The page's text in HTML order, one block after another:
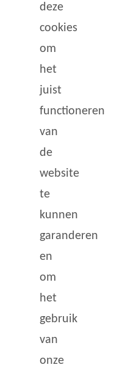
deze
cookies
om
het
juist
functioneren
van
de
website
te
kunnen
garanderen
en
om
het
gebruik
van
onze